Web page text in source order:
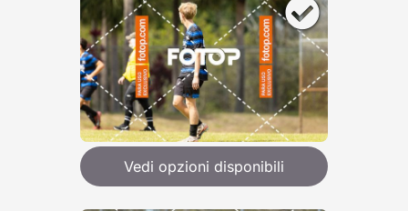
Vedi opzioni disponibili